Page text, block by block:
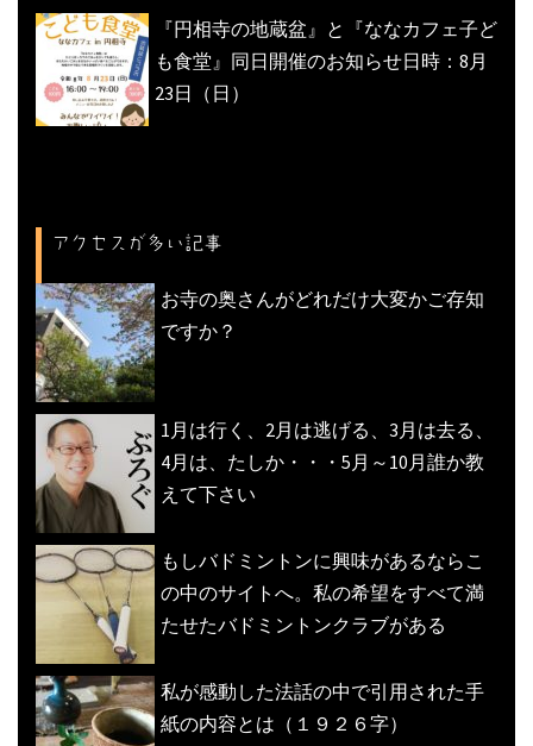
『円相寺の地蔵盆』と『ななカフェ子ど
も食堂』同日開催のお知らせ日時：8月
23日（日）
アクセスが多い記事
お寺の奥さんがどれだけ大変かご存知
ですか？
1月は行く、2月は逃げる、3月は去る、
4月は、たしか・・・5月～10月誰か教
えて下さい
もしバドミントンに興味があるならこ
の中のサイトへ。私の希望をすべて満
たせたバドミントンクラブがある
私が感動した法話の中で引用された手
紙の内容とは（１９２６字）